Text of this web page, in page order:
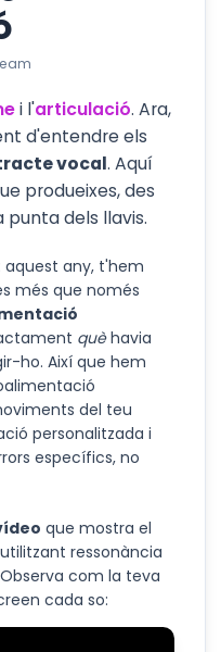
i l'articulació. Ara,
d'entendre els
vocal. Aquí
produeixes, des
punta dels llavis.
any, t'hem
més que només
quèhavia
ho. Així que hem
del teu
personalitzada i
específics, no
que mostra el
ressonància
com la teva
cada so: